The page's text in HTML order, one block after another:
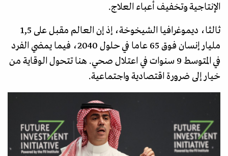
الإنتاجية وتخفيف أعباء العلاج.
ثالثا، ديموغرافيا الشيخوخة، إذ إن العالم مقبل على 1,5
مليار إنسان فوق 65 عاما في حلول 2040، فيما يمضي الفرد
في المتوسط 9 سنوات في اعتلال صحي. هنا تتحول الوقاية من
خيار إلى ضرورة اقتصادية واجتماعية.